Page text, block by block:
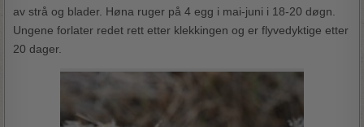
av strå og blader. Høna ruger på 4 egg i mai-juni i 18-20 døgn.
Ungene forlater redet rett etter klekkingen og er flyvedyktige etter
20 dager.